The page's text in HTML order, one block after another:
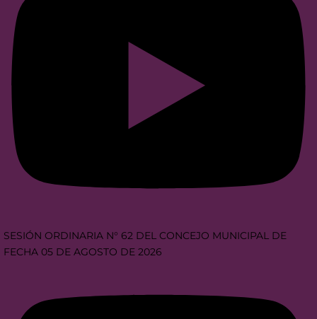
SESIÓN ORDINARIA N° 62 DEL CONCEJO MUNICIPAL DE
FECHA 05 DE AGOSTO DE 2026